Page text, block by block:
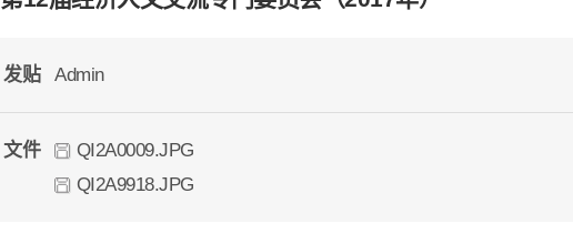
发贴 Admin
文件
QI2A0009.JPG
QI2A9918.JPG